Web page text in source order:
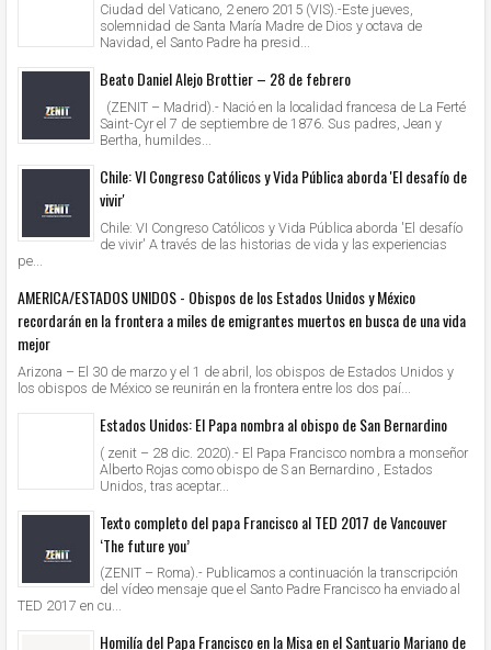
Ciudad del Vaticano, 2 enero 2015 (VIS).-Este jueves,
solemnidad de Santa María Madre de Dios y octava de
Navidad, el Santo Padre ha presid...
Beato Daniel Alejo Brottier – 28 de febrero
(ZENIT – Madrid).- Nació en la localidad francesa de La Ferté
Saint-Cyr el 7 de septiembre de 1876. Sus padres, Jean y
Bertha, humildes...
Chile: VI Congreso Católicos y Vida Pública aborda 'El desafío de
vivir'
Chile: VI Congreso Católicos y Vida Pública aborda 'El desafío
de vivir' A través de las historias de vida y las experiencias
pe...
AMERICA/ESTADOS UNIDOS - Obispos de los Estados Unidos y México
recordarán en la frontera a miles de emigrantes muertos en busca de una vida
mejor
Arizona – El 30 de marzo y el 1 de abril, los obispos de Estados Unidos y
los obispos de México se reunirán en la frontera entre los dos paí...
Estados Unidos: El Papa nombra al obispo de San Bernardino
( zenit – 28 dic. 2020).- El Papa Francisco nombra a monseñor
Alberto Rojas como obispo de S an Bernardino , Estados
Unidos, tras aceptar...
Texto completo del papa Francisco al TED 2017 de Vancouver
‘The future you’
(ZENIT – Roma).- Publicamos a continuación la transcripción
del vídeo mensaje que el Santo Padre Francisco ha enviado al
TED 2017 en cu...
Homilía del Papa Francisco en la Misa en el Santuario Mariano de